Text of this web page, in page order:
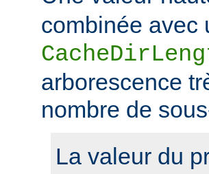
combinée avec
arborescence
nombre de
La valeur du